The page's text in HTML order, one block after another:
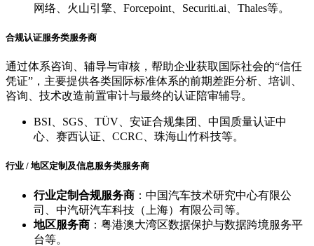
网络、火山引擎、Forcepoint、Securiti.ai、Thales等。
合规认证服务类服务商
通过体系咨询、辅导与审核，帮助企业获取国际社会的“信任
凭证”，主要提供各类国际标准体系的前期差距分析、培训、
咨询、技术改造前置审计与最终的认证陪审辅导。
BSI、SGS、TÜV、安证合规集团、中国质量认证中
心、赛西认证、CCRC、珠海山竹科技等。
行业 / 地区定制及信息服务类服务商
行业定制合规服务商 ：中国汽车技术研究中心有限公
司、中汽研汽车科技（上海）有限公司等。
地区服务商 ：粤港澳大湾区数据保护与数据跨境服务平
台等。